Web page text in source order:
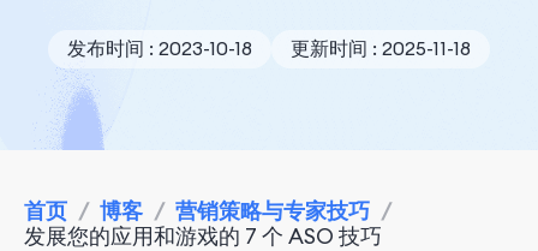
发布时间 : 2023-10-18 更新时间 : 2025-11-18
首页 / 博客 / 营销策略与专家技巧 /
发展您的应用和游戏的 7 个 ASO 技巧